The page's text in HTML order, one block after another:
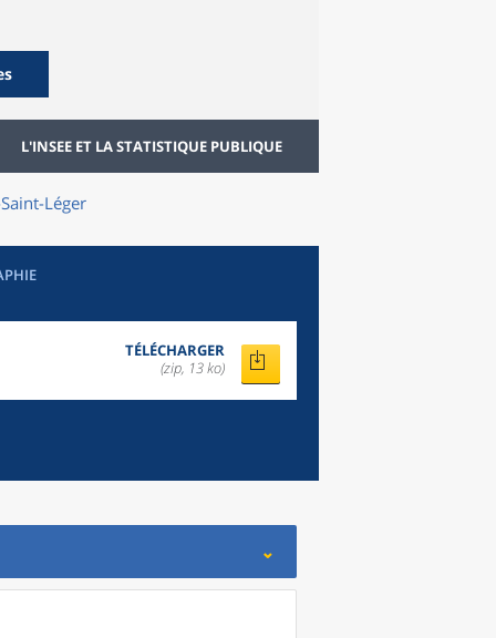
L'INSEE ET LA STATISTIQUE PUBLIQUE
Léger
TÉLÉCHARGER
(zip, 13 ko)